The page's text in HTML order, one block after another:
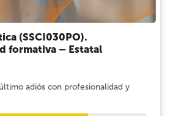
(SSCI030PO).
formativa – Estatal
adiós con profesionalidad y